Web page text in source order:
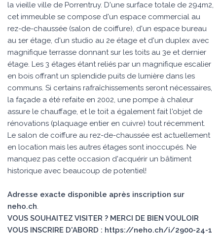
la vieille ville de Porrentruy. D'une surface totale de 294m2,
cet immeuble se compose d'un espace commercial au
rez-de-chaussée (salon de coiffure), d'un espace bureau
au 1er étage, d'un studio au 2e étage et d'un duplex avec
magnifique terrasse donnant sur les toits au 3e et dernier
étage. Les 3 étages étant reliés par un magnifique escalier
en bois offrant un splendide puits de lumière dans les
communs. Si certains rafraîchissements seront nécessaires,
la façade a été refaite en 2002, une pompe à chaleur
assure le chauffage, et le toit a également fait l'objet de
rénovations (plaquage entier en cuivre) tout récemment.
Le salon de coiffure au rez-de-chaussée est actuellement
en location mais les autres étages sont inoccupés. Ne
manquez pas cette occasion d'acquérir un bâtiment
historique avec beaucoup de potentiel!
Adresse exacte disponible après inscription sur
neho.ch.
VOUS SOUHAITEZ VISITER ? MERCI DE BIEN VOULOIR
VOUS INSCRIRE D'ABORD : https://neho.ch/i/2900-24-1